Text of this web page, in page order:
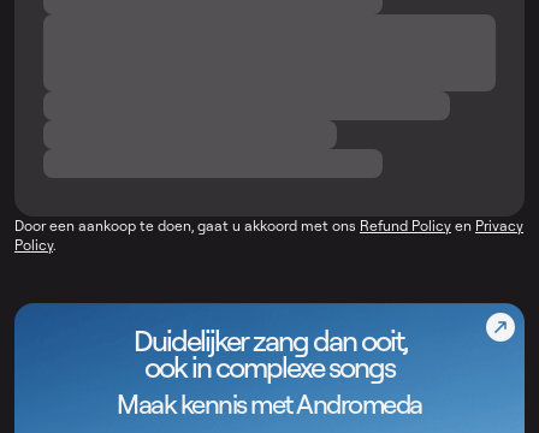
Door een aankoop te doen, gaat u akkoord met ons Refund Policy en Privacy
Policy.
Duidelijker zang dan ooit,
ook in complexe songs
Maak kennis met Andromeda